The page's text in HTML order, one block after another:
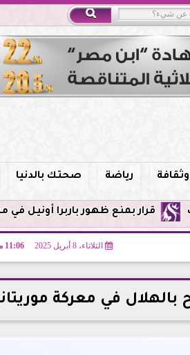
رياضة صحتك بالدنيا
باربرا أونيل في مصر وحظر
الثلاثاء، 8 أبريل 2025 11:06 مـ
في معركة